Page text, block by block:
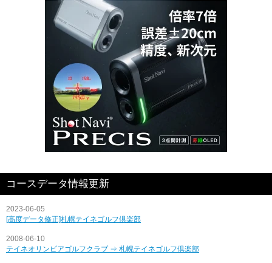
コースデータ情報更新
2023-06-05
[高度データ修正]札幌テイネゴルフ倶楽部
2008-06-10
テイネオリンピアゴルフクラブ ⇒ 札幌テイネゴルフ倶楽部